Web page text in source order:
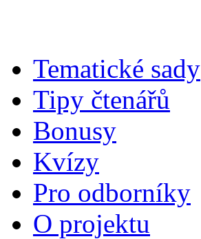
Tematické sady
Tipy čtenářů
Bonusy
Kvízy
Pro odborníky
O projektu